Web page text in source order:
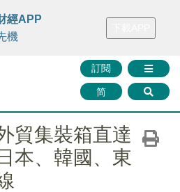
FINMETA 財華證券 媒體矩陣
訂閱
简
經APP
機
貿集裝箱直達
本、韓國、東